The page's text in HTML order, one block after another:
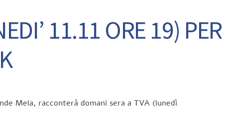
11.11 ORE 19) PER
Mela, racconterà domani sera a TVA (lunedì